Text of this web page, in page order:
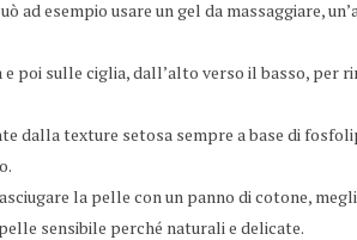
ad esempio usare un gel da massaggiare,
sulle ciglia, dall’alto verso il basso, per
dalla texture setosa sempre a base di
la pelle con un panno di cotone,
sensibile perché naturali e delicate.